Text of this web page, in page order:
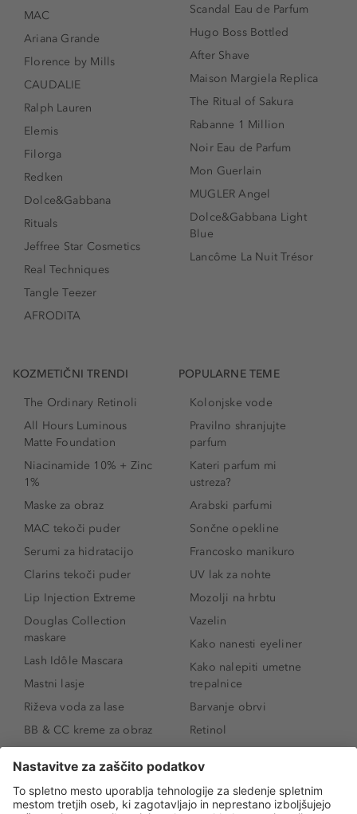
MAC
Ariana Grande
Florence by Mills
CAUDALIE
Ralph Lauren
Elemis
Filorga
Redken
Dolce&Gabbana
Rituals
Jeffree Star Cosmetics
Real Techniques
Tangle Teezer
AFRODITA
Scandal Eau de Parfum
Hugo Boss Bottled
After Shave
Maison Margiela Replica
The Ritual of Sakura
Rabanne 1 Million
Noir Eau de Parfum
Mon Guerlain
MUGLER Angel
Dolce&Gabbana Light
Blue
Lancôme La Nuit Trésor
KOZMETIČNI TRENDI
The Ordinary Retinoli
All Hours Luminous
Matte Foundation
Niacinamide 10% + Zinc
1%
Maske za obraz
MAC tekoči puder
Serumi za hidratacijo
Clarins tekoči puder
Lip Injection Extreme
Douglas Collection
maskare
Lash Idôle Mascara
Mastni lasje
Riževa voda za lase
BB & CC kreme za obraz
SPF 30
Senčila za oči
POPULARNE TEME
Kolonjske vode
Pravilno shranjujte
parfum
Kateri parfum mi
ustreza?
Arabski parfumi
Sončne opekline
Francosko manikuro
UV lak za nohte
Mozolji na hrbtu
Vazelin
Kako nanesti eyeliner
Kako nalepiti umetne
trepalnice
Barvanje obrvi
Retinol
Niacinamid